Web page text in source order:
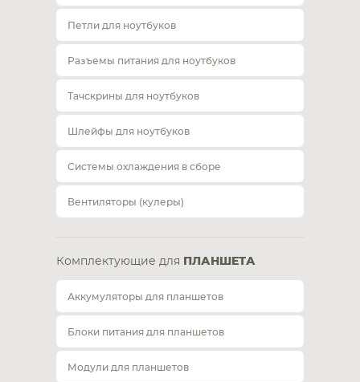
Петли для ноутбуков
Разъемы питания для ноутбуков
Тачскрины для ноутбуков
Шлейфы для ноутбуков
Системы охлаждения в сборе
Вентиляторы (кулеры)
Комплектующие для ПЛАНШЕТА
Аккумуляторы для планшетов
Блоки питания для планшетов
Модули для планшетов